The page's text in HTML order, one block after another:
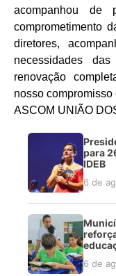
acompanhou
comprometimento
diretores,
necessidades
renovação
nosso compromisso
ASCOM UNIÃO
para
IDEB
6 de
6 de